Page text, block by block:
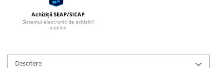
Achiziții SEAP/SICAP
Sistemul electronic de achizitii
publice
Descriere